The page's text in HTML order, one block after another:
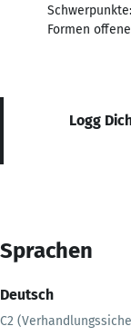
Formen
Logg
Sprachen
Deutsch
C2